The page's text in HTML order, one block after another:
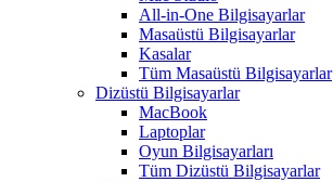
All-in-One Bilgisayarlar
Masaüstü Bilgisayarlar
Kasalar
Tüm Masaüstü Bilgisayarlar
Dizüstü Bilgisayarlar
MacBook
Laptoplar
Oyun Bilgisayarları
Tüm Dizüstü Bilgisayarlar